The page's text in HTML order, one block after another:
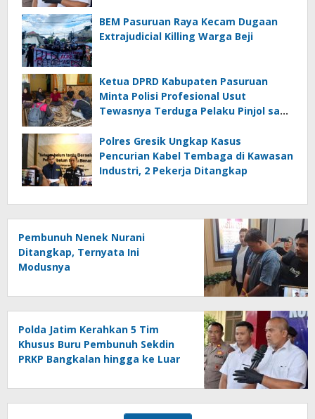
BEM Pasuruan Raya Kecam Dugaan
Extrajudicial Killing Warga Beji
Ketua DPRD Kabupaten Pasuruan
Minta Polisi Profesional Usut
Tewasnya Terduga Pelaku Pinjol saat
Polres Gresik Ungkap Kasus
Pencurian Kabel Tembaga di Kawasan
Industri, 2 Pekerja Ditangkap
Pembunuh Nenek Nurani
Ditangkap, Ternyata Ini
Modusnya
Polda Jatim Kerahkan 5 Tim
Khusus Buru Pembunuh Sekdin
PRKP Bangkalan hingga ke Luar